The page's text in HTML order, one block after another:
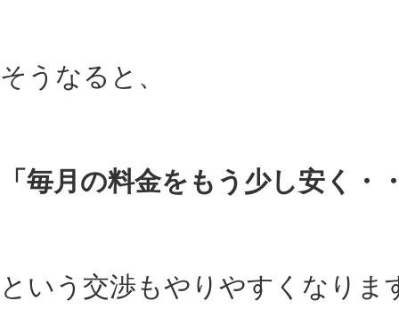
そうなると、
「毎月の料金をもう少し安く・
という交渉もやりやすくなりま